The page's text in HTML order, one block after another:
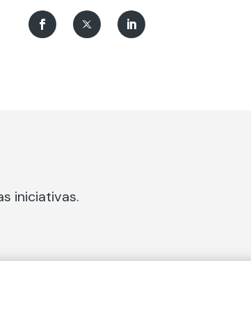
iniciativas.